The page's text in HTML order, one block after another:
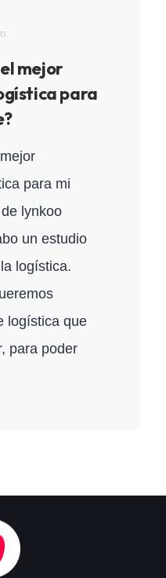
mejor
para
para mi
lynkoo
un estudio
logística.
logística que
para poder